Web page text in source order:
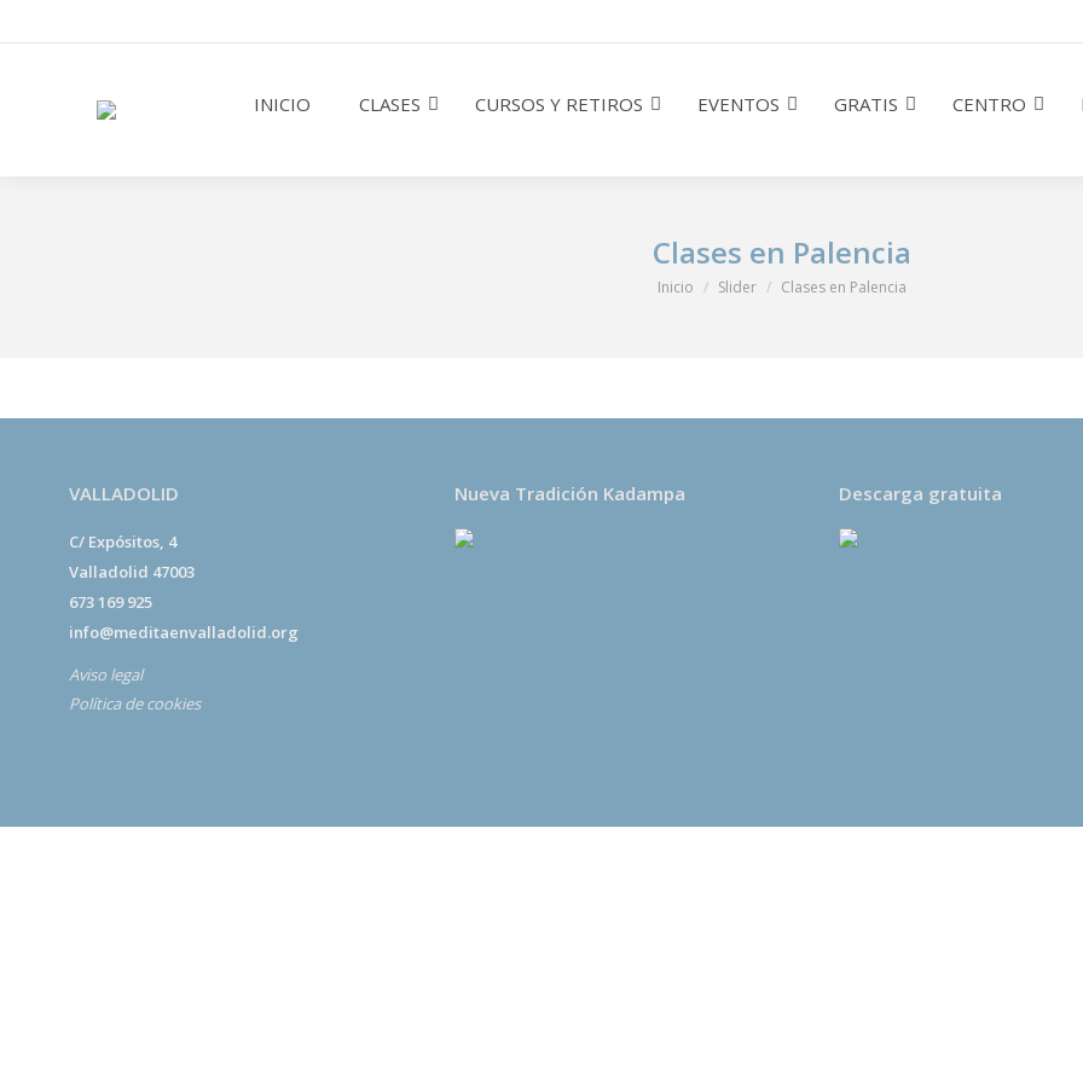
INICIO CLASES CURSOS Y RETIROS EVENTOS GRATIS CENTRO
Clases en Palencia
Estás aquí:
Inicio Slider Clases en Palencia
VALLADOLID
C/ Expósitos, 4
Valladolid 47003
673 169 925
info@meditaenvalladolid.org
Aviso legal
Política de cookies
Nueva Tradición Kadampa Descarga gratuita